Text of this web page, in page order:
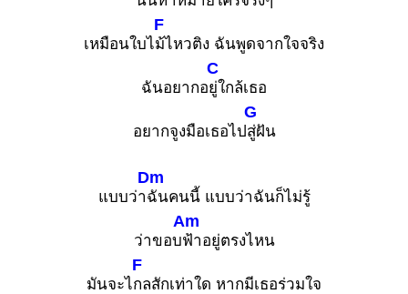
เหมือนใบไ
F
ม้ไหวติง ฉันพูดจากใจจริง
ฉันอยากอ
C
ยู่ใกล้เธอ
อยากจูงมือเธอไป
G
สู่ฝัน
แบบว่า
Dm
ฉันคนนี้ แบบว่าฉันก็ไม่รู้
ว่าขอบ
Am
ฟ้าอยู่ตรงไหน
มันจะไ
F
กลสักเท่าใด หากมีเธอร่วมใจ